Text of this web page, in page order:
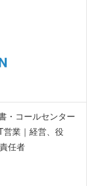
・コールセンター
営業｜経営、役
任者